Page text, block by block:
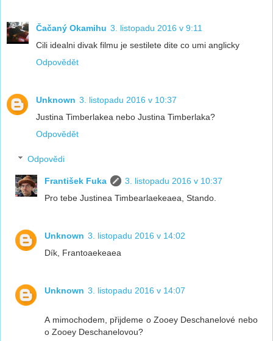
Čačaný Okamihu 3. listopadu 2016 v 9:11
Cili idealni divak filmu je sestilete dite co umi anglicky
Odpovědět
Unknown 3. listopadu 2016 v 10:37
Justina Timberlakea nebo Justina Timberlaka?
Odpovědět
Odpovědi
František Fuka
3. listopadu 2016 v 10:37
Pro tebe Justinea Timbearlaekeaea, Stando.
Unknown 3. listopadu 2016 v 14:02
Dík, Frantoaekeaea
Unknown 3. listopadu 2016 v 14:07
A mimochodem, přijdeme o Zooey Deschanelové nebo
o Zooey Deschanelovou?